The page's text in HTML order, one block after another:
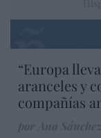
“Europa
aranceles y
compañías